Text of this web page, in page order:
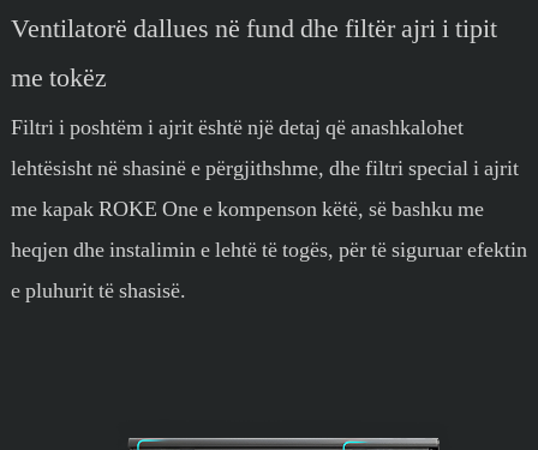
Ventilatorë dallues në fund dhe filtër ajri i tipit
me tokëz
Filtri i poshtëm i ajrit është një detaj që anashkalohet
lehtësisht në shasinë e përgjithshme, dhe filtri special i ajrit
me kapak ROKE One e kompenson këtë, së bashku me
heqjen dhe instalimin e lehtë të togës, për të siguruar efektin
e pluhurit të shasisë.